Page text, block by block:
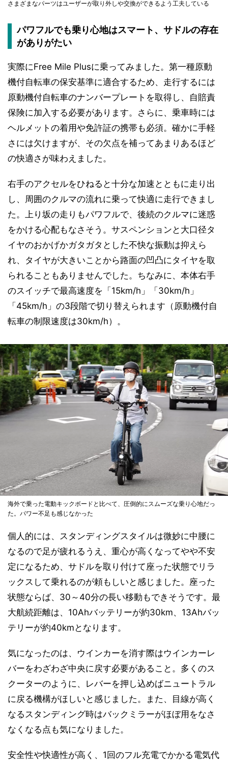
さまざまなパーツはユーザーが取り外しや交換ができるよう工夫している
パワフルでも乗り心地はスマート、サドルの存在
がありがたい
実際にFree Mile Plusに乗ってみました。第一種原動
機付自転車の保安基準に適合するため、走行するには
原動機付自転車のナンバープレートを取得し、自賠責
保険に加入する必要があります。さらに、乗車時には
ヘルメットの着用や免許証の携帯も必須。確かに手軽
さには欠けますが、その欠点を補ってあまりあるほど
の快適さが味わえました。
右手のアクセルをひねると十分な加速とともに走り出
し、周囲のクルマの流れに乗って快適に走行できまし
た。上り坂の走りもパワフルで、後続のクルマに迷惑
をかける心配もなさそう。サスペンションと大口径タ
イヤのおかげかガタガタとした不快な振動は抑えら
れ、タイヤが大きいことから路面の凹凸にタイヤを取
られることもありませんでした。ちなみに、本体右手
のスイッチで最高速度を「15km/h」「30km/h」
「45km/h」の3段階で切り替えられます（原動機付自
転車の制限速度は30km/h）。
海外で乗った電動キックボードと比べて、圧倒的にスムーズな乗り心地だっ
た。パワー不足も感じなかった
個人的には、スタンディングスタイルは微妙に中腰に
なるので足が疲れるうえ、重心が高くなってやや不安
定になるため、サドルを取り付けて座った状態でリラ
ックスして乗れるのが頼もしいと感じました。座った
状態ならば、30～40分の長い移動もできそうです。最
大航続距離は、10Ahバッテリーが約30km、13Ahバッ
テリーが約40kmとなります。
気になったのは、ウインカーを消す際はウインカーレ
バーをわざわざ中央に戻す必要があること。多くのス
クーターのように、レバーを押し込めばニュートラル
に戻る機構がほしいと感じました。また、目線が高く
なるスタンディング時はバックミラーがほぼ用をなさ
なくなる点も気になりました。
安全性や快適性が高く、1回のフル充電でかかる電気代